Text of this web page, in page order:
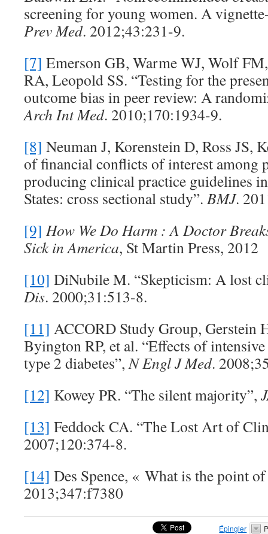
screening for young women. A
PrevMed. 2012;43:231-9.
[7] Emerson GB, Warme WJ, Wolf
RA, Leopold SS. “Testing for the
outcome bias in peer review: A
Arch Int Med. 2010;170:1934-9.
[8] Neuman J, Korenstein D, Ross JS,
of financial conflicts of interest among
producing clinical practice guidelines
States: cross sectional study”. BMJ.
[9] How We Do Harm : A Doctor
Sick in America, St Martin Press, 2012
[10] DiNubile M. “Skepticism: A lost
Dis. 2000;31:513-8.
[11] ACCORD Study Group, Gerstein
Byington RP, et al. “Effects of
type 2 diabetes”,N Engl J Med.
[12] Kowey PR. “The silent majority”,
[13] Feddock CA. “The Lost Art of
2007;120:374-8.
[14] Des Spence, « What is the point
2013;347:f7380
Épingler